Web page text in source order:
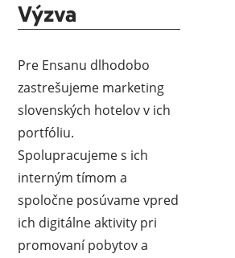
Výzva
Pre Ensanu dlhodobo
zastrešujeme marketing
slovenských hotelov v ich
portfóliu.
Spolupracujeme s ich
interným tímom a
spoločne posúvame vpred
ich digitálne aktivity pri
promovaní pobytov a